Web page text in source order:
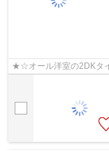
★☆オール洋室の2DKタ